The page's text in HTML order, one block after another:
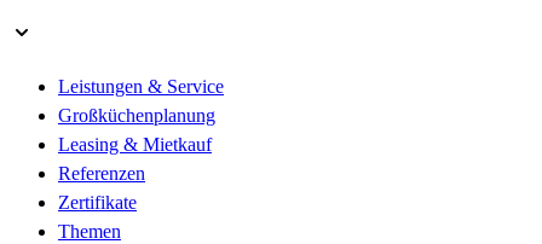
Leistungen & Service
Großküchenplanung
Leasing & Mietkauf
Referenzen
Zertifikate
Themen